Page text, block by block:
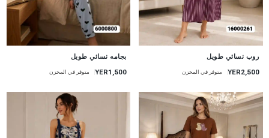
روب نسائي طويل
YER2,500 متوفر في المخزن
بجامه نسائي طويل
YER1,500 متوفر في المخزن